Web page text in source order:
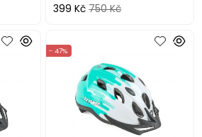
399 Kč 750 Kč
- 47%